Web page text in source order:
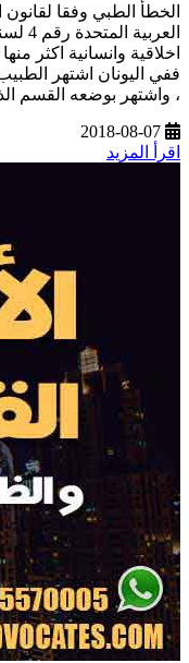
الخطأ الطبي وفقا
اخلاقية وانسانية اكثر
ففي اليونان اشتهر
، واشتهر بوضعه القسم
2018-08-07
اقرأ المزيد